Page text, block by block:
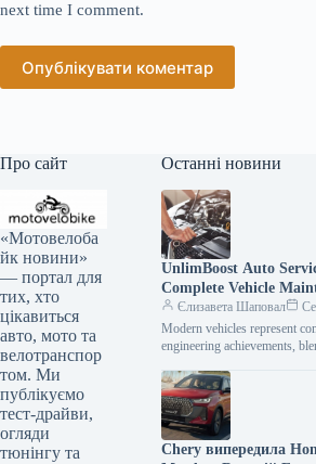
next time I comment.
Опублікувати коментар
Про сайт
«Мотовелоба
йк новини»
— портал для
тих, хто
цікавиться
авто, мото та
велотранспор
том. Ми
публікуємо
тест-драйви,
огляди
тюнінгу та
Останні новини
UnlimBoost Auto
Complete Vehicle
& ECU Tuning
Єлизавета Шаповал
Modern vehicles represent
engineering achievements,
with intricate electronic
systems. When searching for
car…
Chery випередила